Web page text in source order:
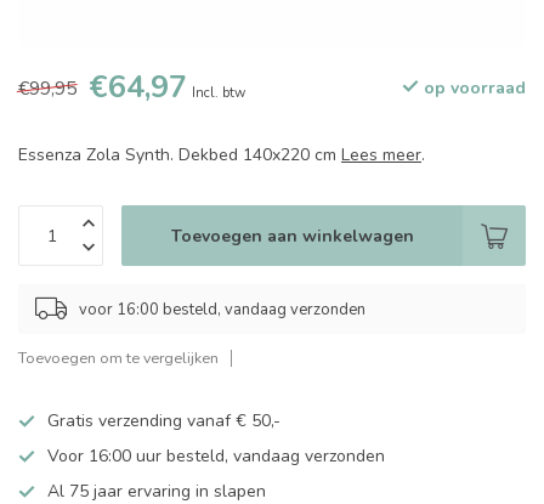
€99,95 €64,97 Incl. btw op voorraad
Essenza Zola Synth. Dekbed 140x220 cm Lees meer.
Toevoegen aan winkelwagen
voor 16:00 besteld, vandaag verzonden
Toevoegen om te vergelijken
Gratis verzending vanaf € 50,-
Voor 16:00 uur besteld, vandaag verzonden
Al 75 jaar ervaring in slapen